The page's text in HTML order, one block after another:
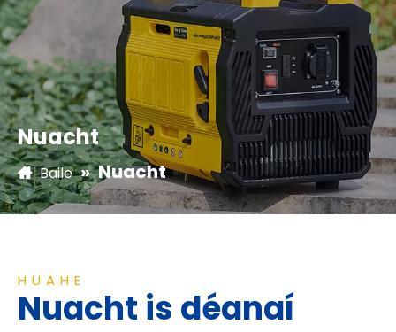
Nuacht
Baile »Nuacht
HUAHE
Nuacht is déanaí